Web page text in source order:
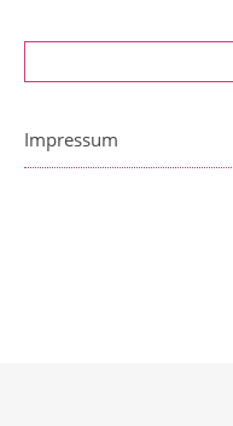
Impressum